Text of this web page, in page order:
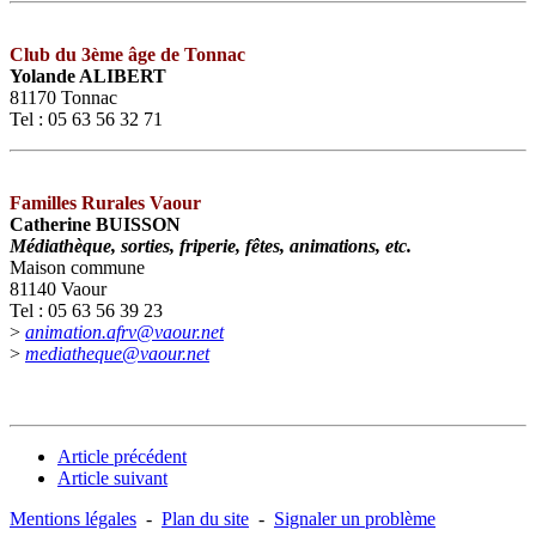
Club du 3ème âge de Tonnac
Yolande ALIBERT
81170 Tonnac
Tel : 05 63 56 32 71
Familles Rurales Vaour
Catherine BUISSON
Médiathèque, sorties, friperie, fêtes, animations, etc.
Maison commune
81140 Vaour
Tel : 05 63 56 39 23
> animation.afrv@vaour.net
> mediatheque@vaour.net
Article précédent
Article suivant
Mentions légales - Plan du site - Signaler un problème